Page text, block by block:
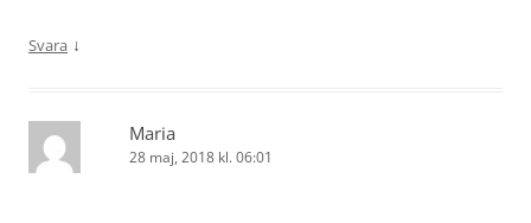
Svara ↓
Maria
28 maj, 2018 kl. 06:01